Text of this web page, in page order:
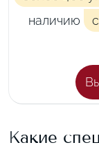
наличию
Какие